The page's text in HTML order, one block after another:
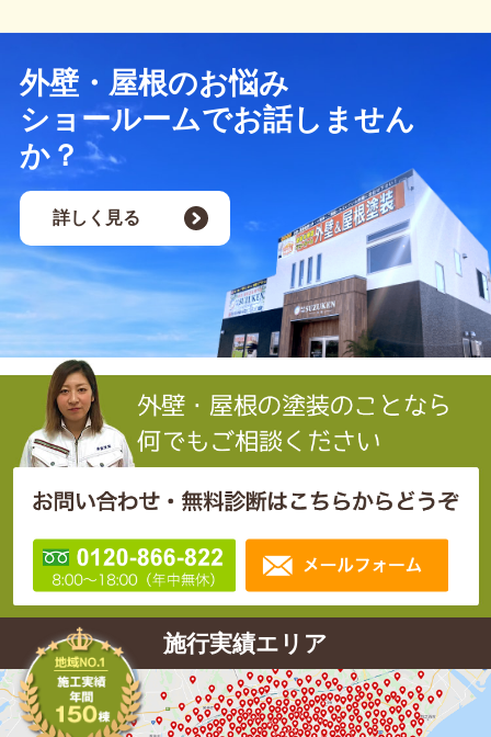
外壁・屋根のお悩み
ショールームでお話しません
か？
詳しく見る
施行実績エリア